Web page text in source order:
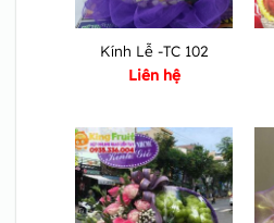
Kính Lễ -TC 102
Liên hệ